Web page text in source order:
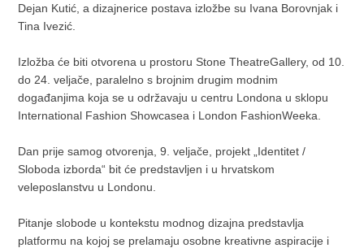
Dejan Kutić, a dizajnerice postava izložbe su Ivana Borovnjak i
Tina Ivezić.
Izložba će biti otvorena u prostoru Stone TheatreGallery, od 10.
do 24. veljače, paralelno s brojnim drugim modnim
događanjima koja se u održavaju u centru Londona u sklopu
International Fashion Showcasea i London FashionWeeka.
Dan prije samog otvorenja, 9. veljače, projekt „Identitet /
Sloboda izborda“ bit će predstavljen i u hrvatskom
veleposlanstvu u Londonu.
Pitanje slobode u kontekstu modnog dizajna predstavlja
platformu na kojoj se prelamaju osobne kreativne aspiracije i